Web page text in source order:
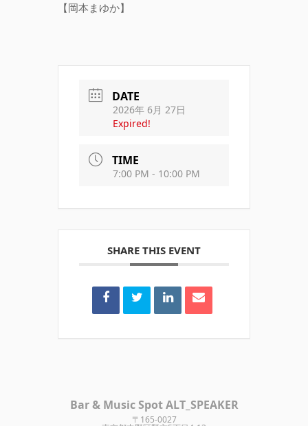
【岡本まゆか】
DATE
2026年 6月 27日
Expired!
TIME
7:00 PM - 10:00 PM
SHARE THIS EVENT
Bar & Music Spot ALT_SPEAKER
〒165-0027